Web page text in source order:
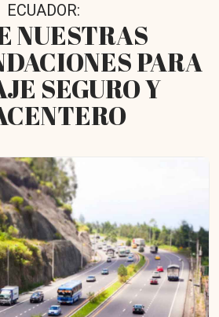
ECUADOR:
NUESTRAS
PARA
SEGURO Y